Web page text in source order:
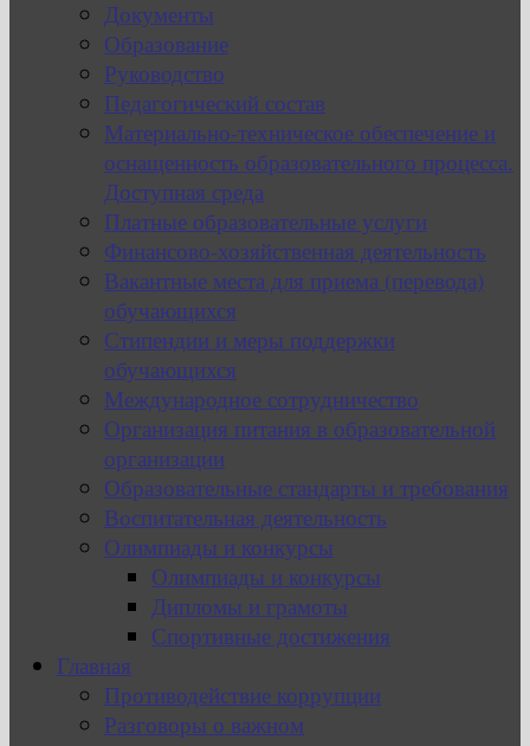
Документы
Образование
Руководство
Педагогический состав
Материально-техническое обеспечение и
оснащенность образовательного процесса.
Доступная среда
Платные образовательные услуги
Финансово-хозяйственная деятельность
Вакантные места для приема (перевода)
обучающихся
Стипендии и меры поддержки
обучающихся
Международное сотрудничество
Организация питания в образовательной
организации
Образовательные стандарты и требования
Воспитательная деятельность
Олимпиады и конкурсы
Олимпиады и конкурсы
Дипломы и грамоты
Спортивные достижения
Главная
Противодействие коррупции
Разговоры о важном